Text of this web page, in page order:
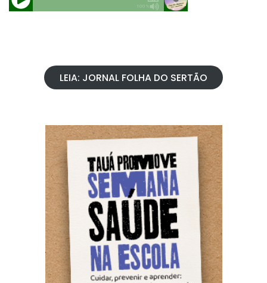
LEIA: JORNAL FOLHA DO SERTÃO